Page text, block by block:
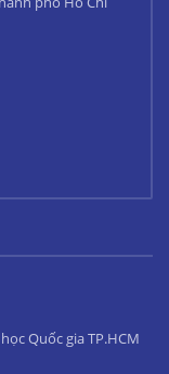
Quốc gia TP.HCM